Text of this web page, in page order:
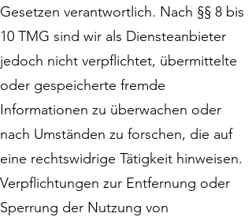
Gesetzen verantwortlich. Nach §§ 8 bis
10 TMG sind wir als Diensteanbieter
jedoch nicht verpflichtet, übermittelte
oder gespeicherte fremde
Informationen zu überwachen oder
nach Umständen zu forschen, die auf
eine rechtswidrige Tätigkeit hinweisen.
Verpflichtungen zur Entfernung oder
Sperrung der Nutzung von